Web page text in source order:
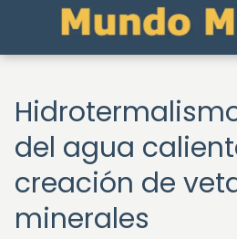
del agua
creación de
minerales